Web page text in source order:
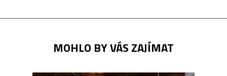
MOHLO BY VÁS ZAJÍMAT